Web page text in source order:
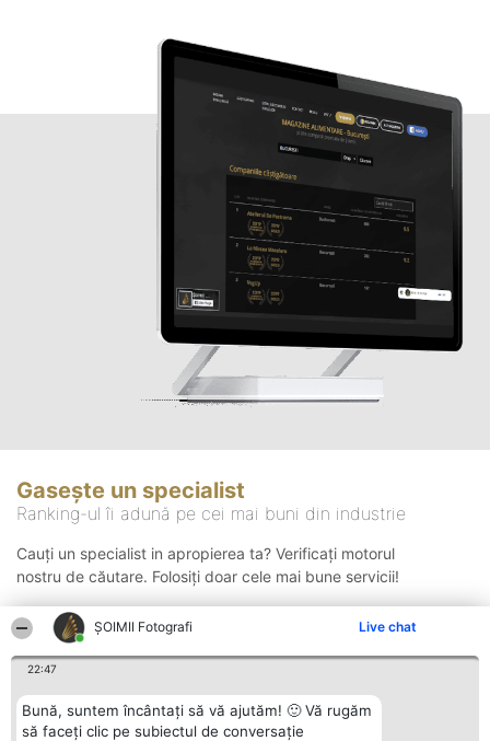
ȘOIMII Fotografi Live chat
22:47
Bună, suntem încântați să vă ajutăm! 🙂 Vă rugăm
să faceți clic pe subiectul de conversație
Gasește un specialist
Ranking-ul îi adună pe cei mai buni din industrie
Cauți un specialist in apropierea ta? Verificați motorul
nostru de căutare. Folosiți doar cele mai bune servicii!